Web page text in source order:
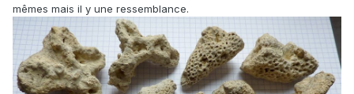
mêmes mais il y une ressemblance.